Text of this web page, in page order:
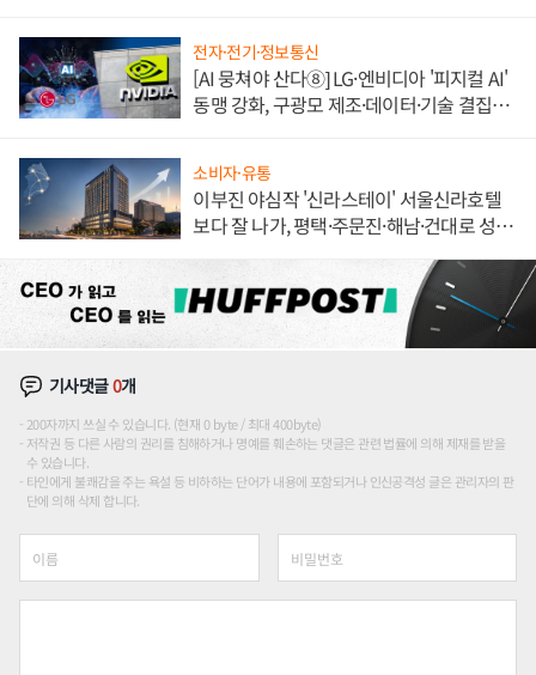
전자·전기·정보통신
[AI 뭉쳐야 산다⑧] LG·엔비디아 '피지컬 AI'
동맹 강화, 구광모 제조·데이터·기술 결집
소비자·유통
이부진 야심작 '신라스테이' 서울신라호텔
보다 잘 나가, 평택·주문진·해남·건대로 성
기사댓글0개
200자까지 쓰실 수 있습니다. (현재 0 byte / 최대 400byte)
저작권 등 다른 사람의 권리를 침해하거나 명예를 훼손하는 댓글은 관련 법률에 의해 제재를 받을
수 있습니다.
타인에게 불쾌감을 주는 욕설 등 비하하는 단어가 내용에 포함되거나 인신공격성 글은 관리자의 판
단에 의해 삭제 합니다.